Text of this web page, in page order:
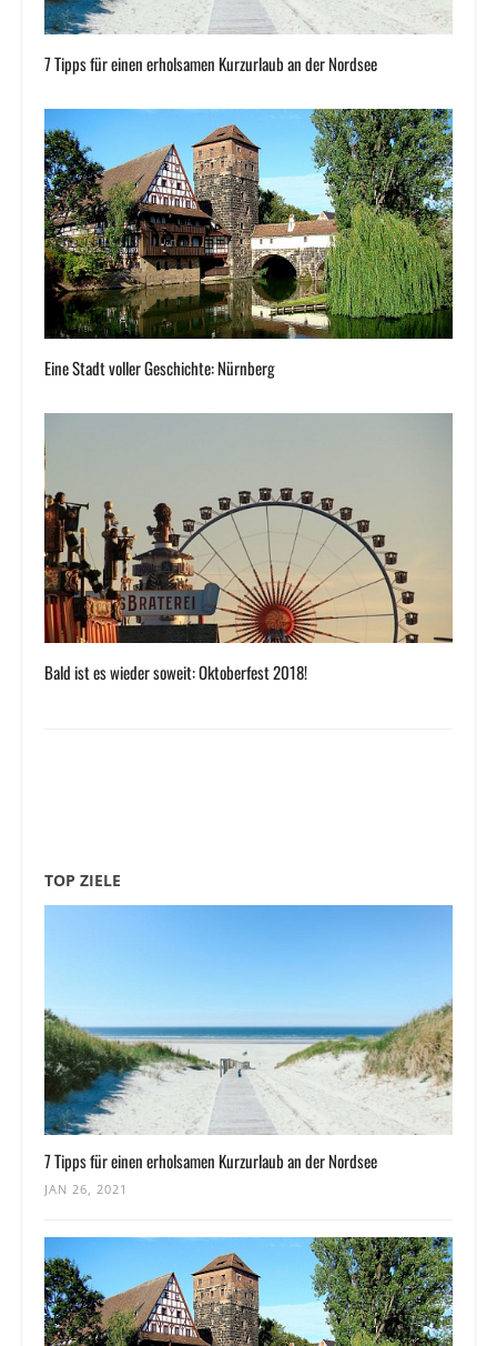
7 Tipps für einen erholsamen Kurzurlaub an der Nordsee
Eine Stadt voller Geschichte: Nürnberg
Bald ist es wieder soweit: Oktoberfest 2018!
TOP ZIELE
7 Tipps für einen erholsamen Kurzurlaub an der Nordsee
JAN 26, 2021